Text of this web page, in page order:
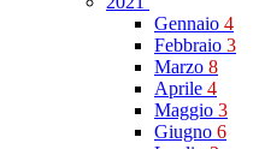
Gennaio 4
Febbraio 3
Marzo 8
Aprile 4
Maggio 3
Giugno 6